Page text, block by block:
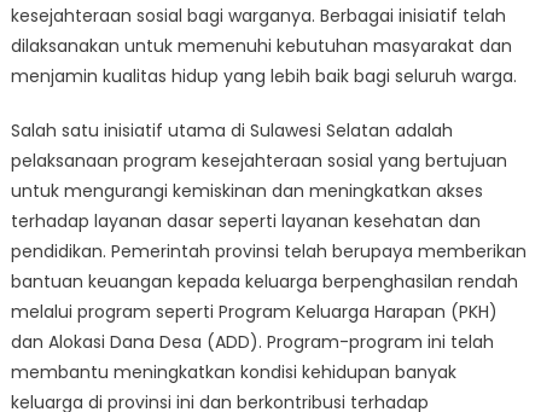
Sulawesi
Selatan:
Inisiatif
Kemajuan
kesejahteraan sosial bagi warganya. Berbagai inisiatif telah
dilaksanakan untuk memenuhi kebutuhan masyarakat dan
menjamin kualitas hidup yang lebih baik bagi seluruh warga.
Salah satu inisiatif utama di Sulawesi Selatan adalah
pelaksanaan program kesejahteraan sosial yang bertujuan
untuk mengurangi kemiskinan dan meningkatkan akses
terhadap layanan dasar seperti layanan kesehatan dan
pendidikan. Pemerintah provinsi telah berupaya memberikan
bantuan keuangan kepada keluarga berpenghasilan rendah
melalui program seperti Program Keluarga Harapan (PKH)
dan Alokasi Dana Desa (ADD). Program-program ini telah
membantu meningkatkan kondisi kehidupan banyak
keluarga di provinsi ini dan berkontribusi terhadap